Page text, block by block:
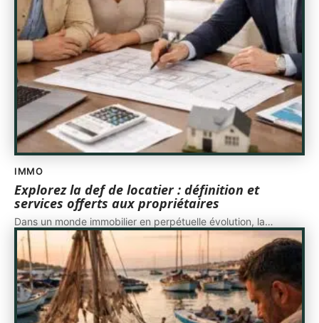
IMMO
Explorez la def de locatier : définition et
services offerts aux propriétaires
Dans un monde immobilier en perpétuelle évolution, la…